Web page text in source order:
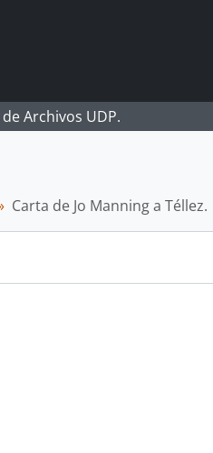
Archivos UDP.
Carta de Jo Manning a Téllez.